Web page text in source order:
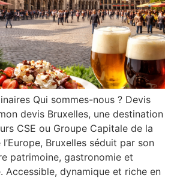
Qui sommes-nous ? Devis
devis Bruxelles, une destination
CSE ou Groupe Capitale de la
Bruxelles séduit par son
patrimoine, gastronomie et
Accessible, dynamique et riche en